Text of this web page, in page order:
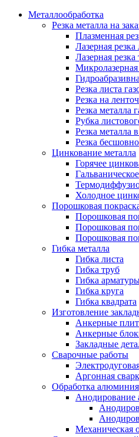
Металлообработка
Резка металла на
Плазменная
Лазерная
Лазерная
Микролазерная
Резка листа
Резка на
Резка металла
Рубка
Резка металла
Резка
Цинкование металла
Горячее
Холодное
Порошковая
Порошковая
Порошковая
Порошковая
Гибка металла
Гибка листа
Гибка труб
Гибка
Гибка круга
Гибка квадрата
Изготовление
Анкерные
Анкерные
Закладные
Сварочные работы
Аргонная
Обработка алюминия
Механическая